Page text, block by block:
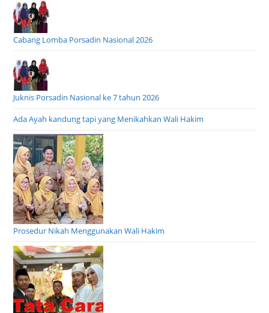
Cabang Lomba Porsadin Nasional 2026
Juknis Porsadin Nasional ke 7 tahun 2026
Ada Ayah kandung tapi yang Menikahkan Wali Hakim
Prosedur Nikah Menggunakan Wali Hakim